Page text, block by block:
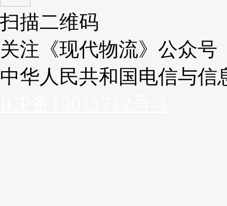
扫描二维码
关注《现代物流》公众号
中华人民共和国电信与